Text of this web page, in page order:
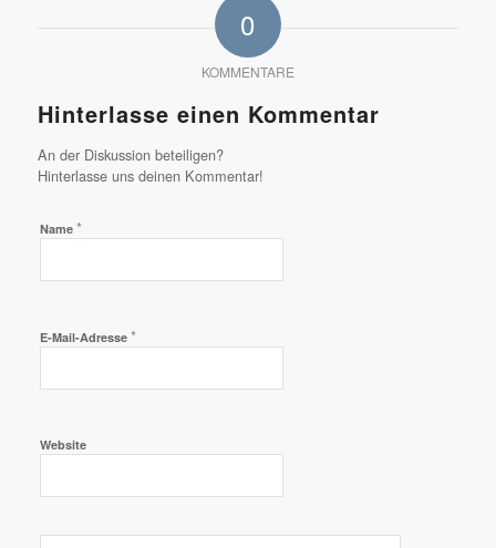
0
KOMMENTARE
Hinterlasse einen Kommentar
An der Diskussion beteiligen?
Hinterlasse uns deinen Kommentar!
Name *
E-Mail-Adresse *
Website